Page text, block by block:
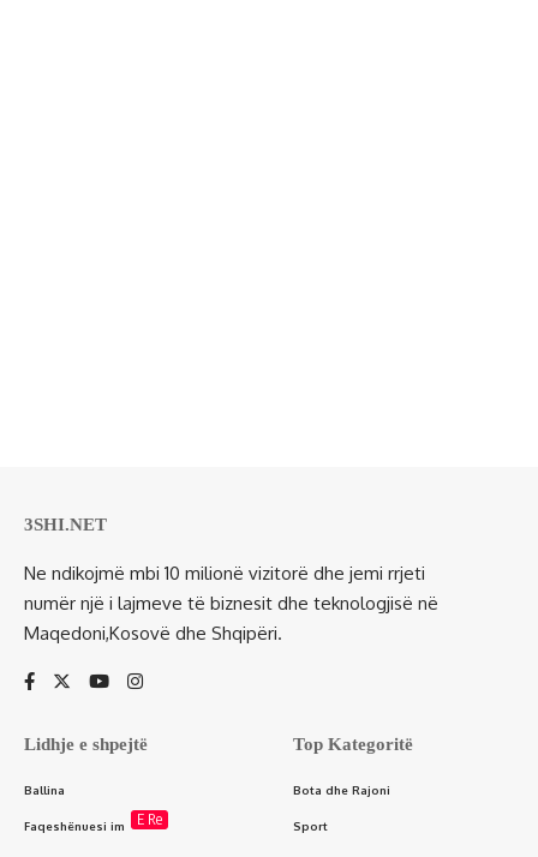
3SHI.NET
Ne ndikojmë mbi 10 milionë vizitorë dhe jemi rrjeti
numër një i lajmeve të biznesit dhe teknologjisë në
Maqedoni,Kosovë dhe Shqipëri.
Lidhje e shpejtë
Ballina
Faqeshënuesi im E Re
Top Kategoritë
Bota dhe Rajoni
Sport